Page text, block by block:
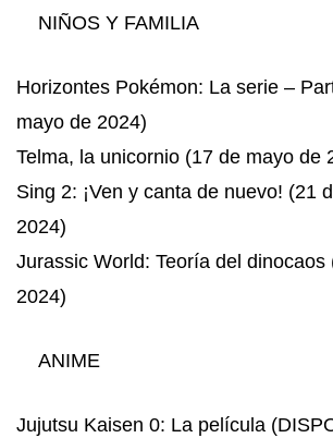
NIÑOS Y FAMILIA
Horizontes Pokémon: La serie –
mayo de 2024)
Telma, la unicornio (17 de mayo de
Sing 2: ¡Ven y canta de nuevo! (21
2024)
Jurassic World: Teoría del dinocaos
2024)
ANIME
Jujutsu Kaisen 0: La película